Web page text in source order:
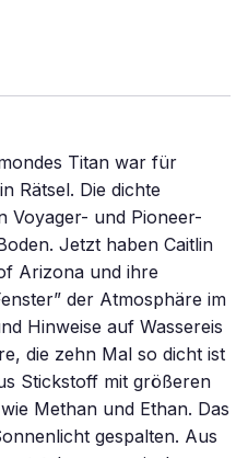
Titan war für
Rätsel. Die dichte
Voyager- und Pioneer-
Jetzt haben Caitlin
Arizona und ihre
der Atmosphäre im
Hinweise auf Wassereis
die zehn Mal so dicht ist
Stickstoff mit größeren
Methan und Ethan. Das
gespalten. Aus